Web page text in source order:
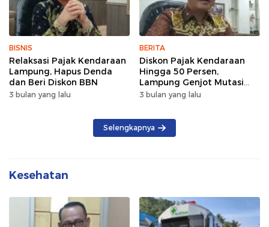
BISNIS
Relaksasi Pajak Kendaraan
Lampung, Hapus Denda
dan Beri Diskon BBN
3 bulan yang lalu
BERITA
Diskon Pajak Kendaraan
Hingga 50 Persen,
Lampung Genjot Mutasi
Kendaraan Luar Daerah
3 bulan yang lalu
Selengkapnya
Kesehatan